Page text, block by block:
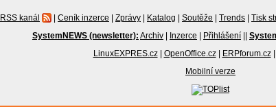
RSS kanál | Ceník inzerce | Zprávy | Katalog | Soutěže | Trends | Tisk
SystemNEWS (newsletter): Archiv | Inzerce | Přihlášení ||
LinuxEXPRES.cz | OpenOffice.cz | ERPforum.cz |
Mobilní verze